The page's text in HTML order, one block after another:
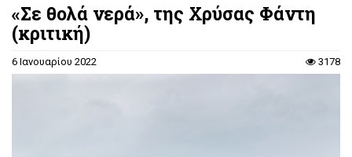
«Σε θολά νερά», της Χρύσας Φάντη
(κριτική)
6 Ιανουαρίου 2022 3178